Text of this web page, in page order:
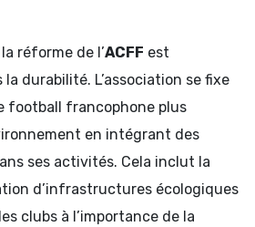
réforme de l’ACFF est
la durabilité. L’association se fixe
football francophone plus
en intégrant des
ses activités. Cela inclut la
d’infrastructures écologiques
clubs à l’importance de la